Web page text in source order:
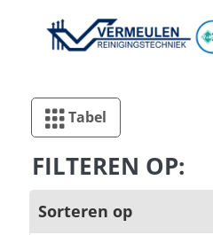
Tabel
FILTEREN OP:
Sorteren op